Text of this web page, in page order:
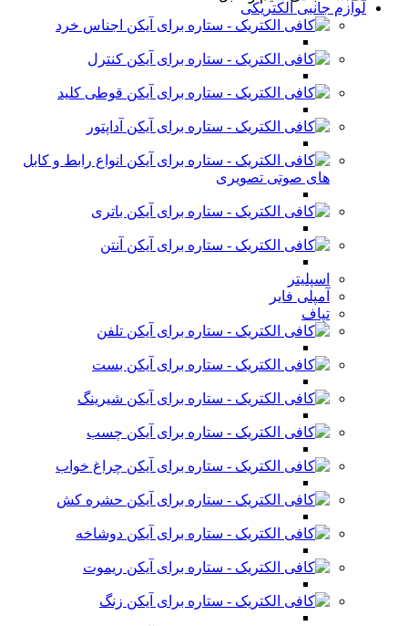
لوازم جانبی الکتریکی
اجناس خرد
کنترل
قوطی کلید
آداپتور
انواع رابط و کابل
های صوتی تصویری
باتری
آنتن
اسپلیتر
آمپلی فایر
تپاف
تلفن
بست
شیرینگ
چسب
چراغ خواب
حشره کش
دوشاخه
ریموت
زنگ